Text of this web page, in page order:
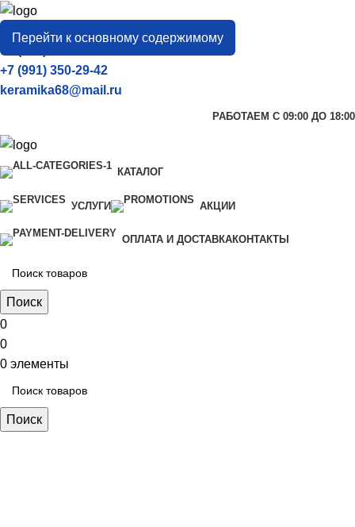
Перейти к основному содержимому
город
Тамбов
+7 (906) 657-33-54
+7 (991) 350-29-42
keramika68@mail.ru
РАБОТАЕМ С 09:00 ДО 18:00
КАТАЛОГ
УСЛУГИ АКЦИИ
ОПЛАТА И ДОСТАВКАКОНТАКТЫ
Поиск
0
0
0 элементы
Поиск